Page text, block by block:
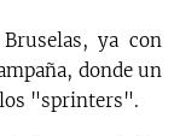
ya con
donde un
los "sprinters".